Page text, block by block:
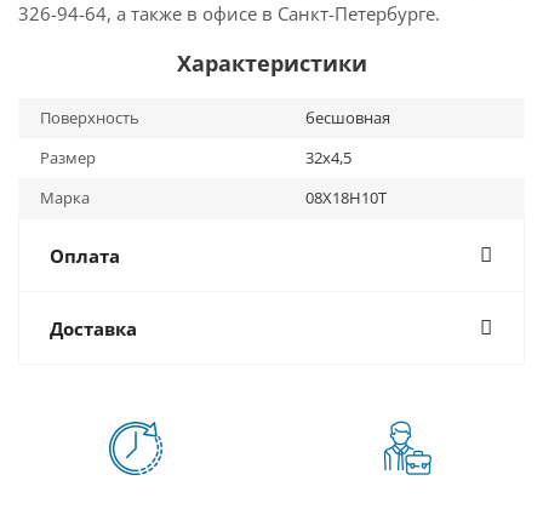
326-94-64, а также в офисе в Санкт-Петербурге.
Характеристики
Поверхность
бесшовная
Размер
32х4,5
Марка
08Х18Н10Т
Оплата
Доставка